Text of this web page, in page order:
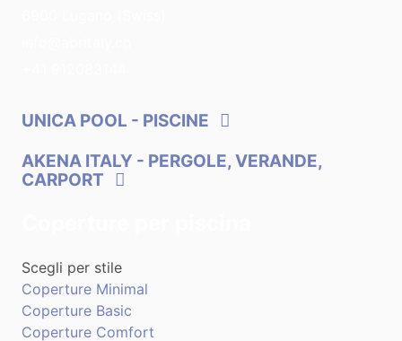
UNICA POOL - PISCINE
AKENA ITALY - PERGOLE, VERANDE,
CARPORT
Scegli per stile
Coperture Minimal
Coperture Basic
Coperture Comfort